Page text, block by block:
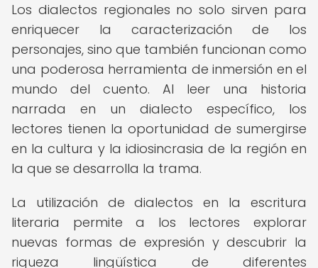
Los dialectos regionales no solo sirven para
enriquecer la caracterización de los
personajes, sino que también funcionan como
una poderosa herramienta de inmersión en el
mundo del cuento. Al leer una historia
narrada en un dialecto específico, los
lectores tienen la oportunidad de sumergirse
en la cultura y la idiosincrasia de la región en
la que se desarrolla la trama.
La utilización de dialectos en la escritura
literaria permite a los lectores explorar
nuevas formas de expresión y descubrir la
riqueza lingüística de diferentes